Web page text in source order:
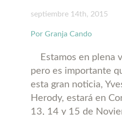
septiembre 14th, 2015
Por Granja Cando
Estamos en plena
pero es importante
esta gran noticia,
Herody, estará en
13, 14 y 15 de